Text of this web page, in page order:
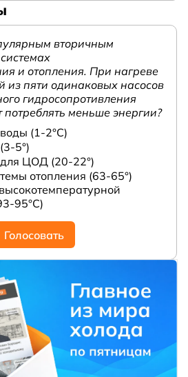
вторичным
и отопления. При нагреве
из пяти одинаковых насосов
гидросопротивления
потреблять меньше энергии?
(1-2°С)
5°)
ЦОД (20-22°)
отопления (63-65°)
95°С)
Голосовать